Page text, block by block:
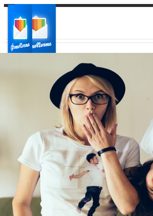
Ваш регион доставки
Выберите из списка: